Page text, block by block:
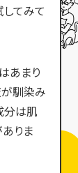
てみて
あまり
が馴染み
分は肌
ありま